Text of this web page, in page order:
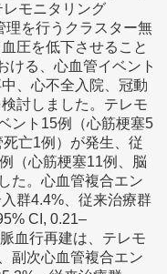
モニタリング
理を行うクラスター無
圧を低下させること
ける、心血管イベント
、心不全入院、冠動
討しました。テレモ
ント15例（心筋梗塞5
亡1例）が発生、従
（心筋梗塞11例、脳
た。心血管複合エン
群4.4%、従来治療群
CI, 0.21–
血行再建は、テレモ
副次心血管複合エン